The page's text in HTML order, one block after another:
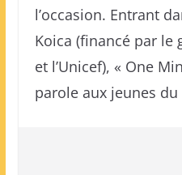
l’occasion. Entrant
Koica (financé par le
et l’Unicef), « One
parole aux jeunes